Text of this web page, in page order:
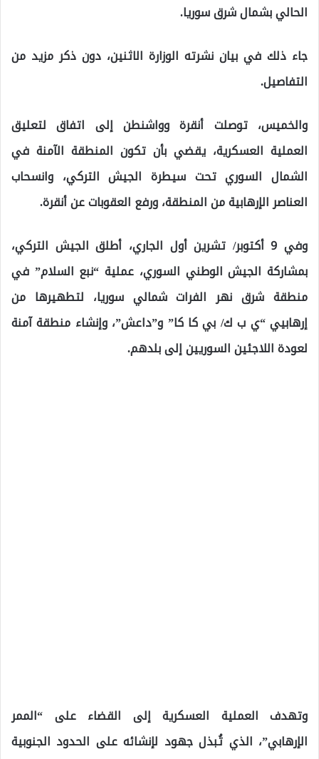
الحالي بشمال شرق سوريا.
جاء ذلك في بيان نشرته الوزارة الاثنين، دون ذكر مزيد من
التفاصيل.
والخميس، توصلت أنقرة وواشنطن إلى اتفاق لتعليق
العملية العسكرية، يقضي بأن تكون المنطقة الآمنة في
الشمال السوري تحت سيطرة الجيش التركي، وانسحاب
العناصر الإرهابية من المنطقة، ورفع العقوبات عن أنقرة.
وفي 9 أكتوبر/ تشرين أول الجاري، أطلق الجيش التركي،
بمشاركة الجيش الوطني السوري، عملية “نبع السلام” في
منطقة شرق نهر الفرات شمالي سوريا، لتطهيرها من
إرهابيي “ي ب ك/ بي كا كا” و”داعش”، وإنشاء منطقة آمنة
لعودة اللاجئين السوريين إلى بلدهم.
وتهدف العملية العسكرية إلى القضاء على “الممر
الإرهابي”، الذي تُبذل جهود لإنشائه على الحدود الجنوبية